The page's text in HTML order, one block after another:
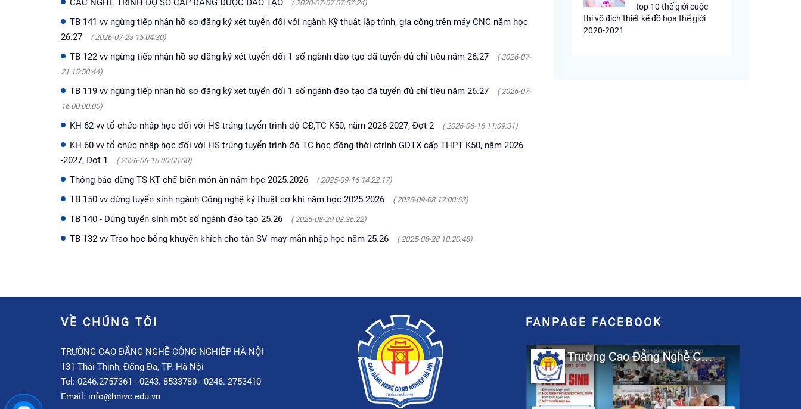
CÁC NGHỀ TRÌNH ĐỘ SƠ CẤP ĐANG ĐƯỢC ĐÀO TẠO ( 2020-07-07 07:57:24)
TB 141 vv ngừng tiếp nhận hồ sơ đăng ký xét tuyển đối với ngành Kỹ thuật lập trình, gia công trên máy CNC năm học
26.27
( 2026-07-28 15:04:30)
TB 122 vv ngừng tiếp nhận hồ sơ đăng ký xét tuyển đối 1 số ngành đào tạo đã tuyển đủ chỉ tiêu năm 26.27
( 2026-07-
21 15:50:44)
TB 119 vv ngừng tiếp nhận hồ sơ đăng ký xét tuyển đối 1 số ngành đào tạo đã tuyển đủ chỉ tiêu năm 26.27
( 2026-07-
16 00:00:00)
KH 62 vv tổ chức nhập học đối với HS trúng tuyển trình độ CĐ,TC K50, năm 2026-2027, Đợt 2 ( 2026-06-16 11:09:31)
KH 60 vv tổ chức nhập học đối với HS trúng tuyển trình độ TC học đồng thời ctrinh GDTX cấp THPT K50, năm 2026
-2027, Đợt 1
( 2026-06-16 00:00:00)
Thông báo dừng TS KT chế biến món ăn năm học 2025.2026 ( 2025-09-16 14:22:17)
TB 150 vv dừng tuyển sinh ngành Công nghệ kỹ thuật cơ khí năm học 2025.2026 ( 2025-09-08 12:00:52)
TB 140 - Dừng tuyển sinh một số ngành đào tạo 25.26 ( 2025-08-29 08:36:22)
TB 132 vv Trao học bổng khuyến khích cho tân SV may mắn nhập học năm 25.26 ( 2025-08-28 10:20:48)
top 10 thế giới cuộc
thi vô địch thiết kế đồ họa thế giới
2020-2021
VỀ CHÚNG TÔI
TRƯỜNG CAO ĐẲNG NGHỀ CÔNG NGHIỆP HÀ NỘI
131 Thái Thịnh, Đống Đa, TP. Hà Nội
Tel: 0246.2757361 - 0243. 8533780 - 0246. 2753410
Email: info@hnivc.edu.vn
FANPAGE FACEBOOK